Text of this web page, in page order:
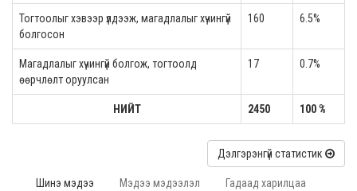
Тогтоолыг хэвээр үлдээж, магадлалыг хүчингүй
болгосон
160 6.5%
Магадлалыг хүчингүй болгож, тогтоолд
өөрчлөлт оруулсан
17 0.7%
НИЙТ 2450 100 %
Дэлгэрэнгүй статистик
Шинэ мэдээ Мэдээ мэдээлэл Гадаад харилцаа